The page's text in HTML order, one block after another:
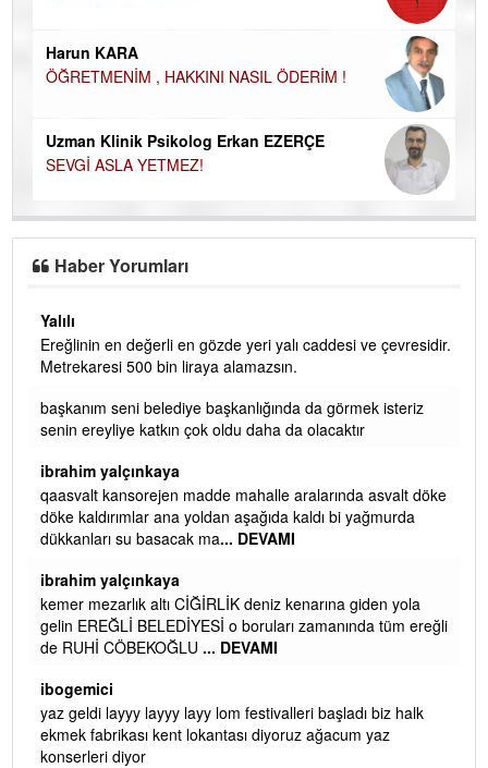
Harun KARA
ÖĞRETMENİM , HAKKINI NASIL ÖDERİM !
Uzman Klinik Psikolog Erkan EZERÇE
SEVGİ ASLA YETMEZ!
Haber Yorumları
Yalılı
Ereğlinin en değerli en gözde yeri yalı caddesi ve çevresidir.
Metrekaresi 500 bin liraya alamazsın.
başkanım seni belediye başkanlığında da görmek isteriz
senin ereyliye katkın çok oldu daha da olacaktır
ibrahim yalçınkaya
qaasvalt kansorejen madde mahalle aralarında asvalt döke
döke kaldırımlar ana yoldan aşağıda kaldı bi yağmurda
dükkanları su basacak ma... DEVAMI
ibrahim yalçınkaya
kemer mezarlık altı CİĞİRLİK deniz kenarına giden yola
gelin EREĞLİ BELEDİYESİ o boruları zamanında tüm ereğli
de RUHİ CÖBEKOĞLU ... DEVAMI
ibogemici
yaz geldi layyy layyy layy lom festivalleri başladı biz halk
ekmek fabrikası kent lokantası diyoruz ağacum yaz
konserleri diyor